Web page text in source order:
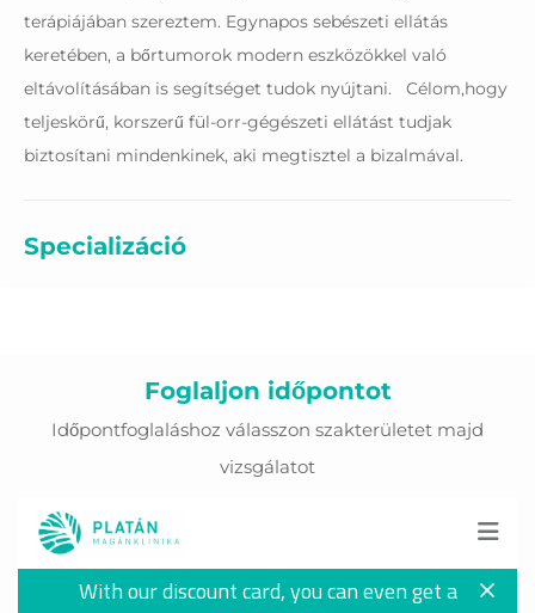
terápiájában szereztem. Egynapos sebészeti ellátás
keretében, a bőrtumorok modern eszközökkel való
eltávolításában is segítséget tudok nyújtani. Célom,hogy
teljeskörű, korszerű fül-orr-gégészeti ellátást tudjak
biztosítani mindenkinek, aki megtisztel a bizalmával.
Specializáció
Tagságok
Foglaljon időpontot
Időpontfoglaláshoz válasszon szakterületet majd
vizsgálatot